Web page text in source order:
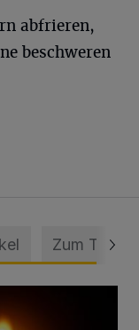
abfrieren,
beschweren
Zum Thema